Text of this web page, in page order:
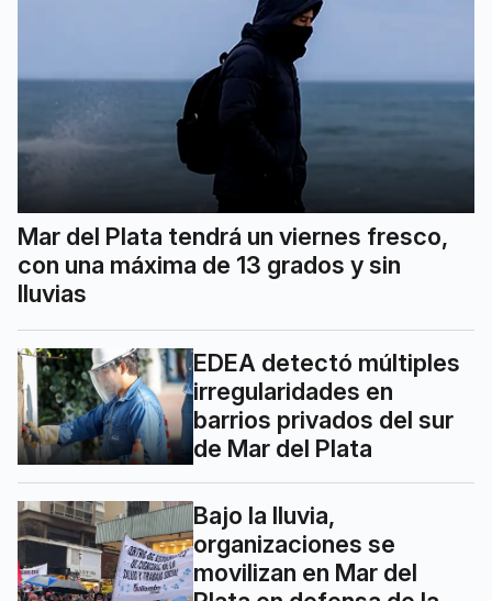
Mar del Plata tendrá un viernes fresco,
con una máxima de 13 grados y sin
lluvias
EDEA detectó múltiples
irregularidades en
barrios privados del sur
de Mar del Plata
Bajo la lluvia,
organizaciones se
movilizan en Mar del